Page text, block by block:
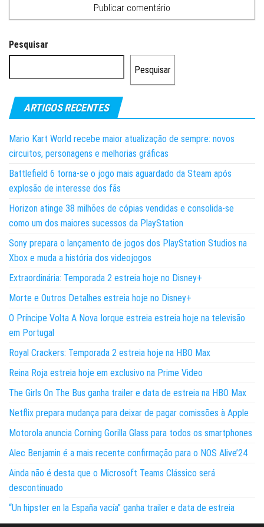
Pesquisar
Pesquisar
ARTIGOS RECENTES
Mario Kart World recebe maior atualização de sempre: novos
circuitos, personagens e melhorias gráficas
Battlefield 6 torna-se o jogo mais aguardado da Steam após
explosão de interesse dos fãs
Horizon atinge 38 milhões de cópias vendidas e consolida-se
como um dos maiores sucessos da PlayStation
Sony prepara o lançamento de jogos dos PlayStation Studios na
Xbox e muda a história dos videojogos
Extraordinária: Temporada 2 estreia hoje no Disney+
Morte e Outros Detalhes estreia hoje no Disney+
O Príncipe Volta A Nova Iorque estreia estreia hoje na televisão
em Portugal
Royal Crackers: Temporada 2 estreia hoje na HBO Max
Reina Roja estreia hoje em exclusivo na Prime Video
The Girls On The Bus ganha trailer e data de estreia na HBO Max
Netflix prepara mudança para deixar de pagar comissões à Apple
Motorola anuncia Corning Gorilla Glass para todos os smartphones
Alec Benjamin é a mais recente confirmação para o NOS Alive’24
Ainda não é desta que o Microsoft Teams Clássico será
descontinuado
“Un hipster en la España vacía” ganha trailer e data de estreia